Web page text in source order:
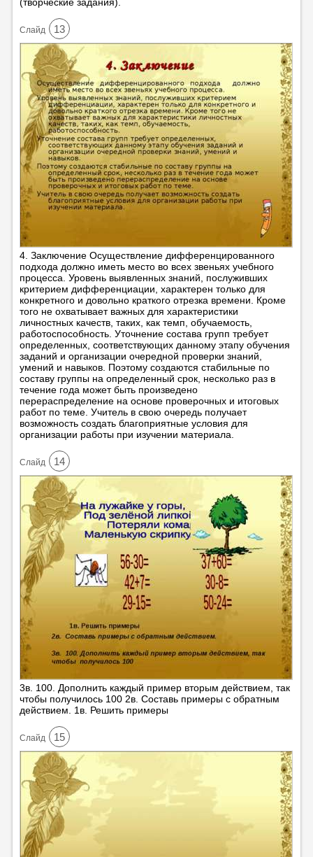
Cлайд 13
4. Заключение Осуществление дифференцированного
подхода должно иметь место во всех звеньях учебного
процесса. Уровень выявленных знаний, послуживших
критерием дифференциации, характерен только для
конкретного и довольно краткого отрезка времени. Кроме
того не охватывает важных для характеристики
личностных качеств, таких, как темп, обучаемость,
работоспособность. Уточнение состава групп требует
определенных, соответствующих данному этапу обучения
заданий и организации очередной проверки знаний,
умений и навыков. Поэтому создаются стабильные по
составу группы на определенный срок, несколько раз в
течение года может быть произведено
перераспределение на основе проверочных и итоговых
работ по теме. Учитель в свою очередь получает
возможность создать благоприятные условия для
организации работы при изучении материала.
Cлайд 14
3в. 100. Дополнить каждый пример вторым действием, так
чтобы получилось 100 2в. Составь примеры с обратным
действием. 1в. Решить примеры
Cлайд 15